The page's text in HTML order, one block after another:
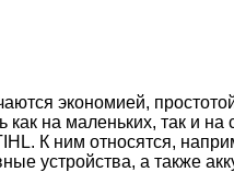
экономией,
на маленьких, так и на
К ним относятся,
устройства, а также